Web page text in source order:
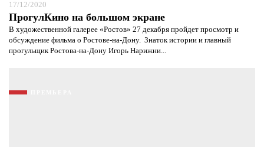
17/12/2020
ПрогулКино на большом экране
В художественной галерее «Ростов» 27 декабря пройдет просмотр и
обсуждение фильма о Ростове-на-Дону. Знаток истории и главный
прогульщик Ростова-на-Дону Игорь Нарижни...